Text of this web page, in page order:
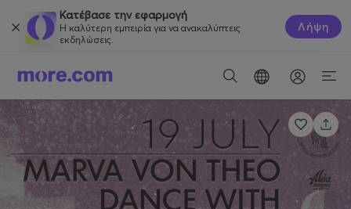
Κατέβασε την εφαρμογή
Η καλύτερη εμπειρία για να ανακαλύπτεις
εκδηλώσεις.
Λήψη